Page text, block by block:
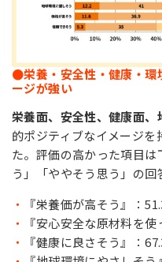
●栄養・安全性・健康・環
ージが強い
栄養面、安全性、健康面、
的ポジティブなイメージ
た。評価の高かった項目
う」「ややそう思う」の回
『栄養価が高そう』：
『安心安全な原材料を
『健康に良さそう』：